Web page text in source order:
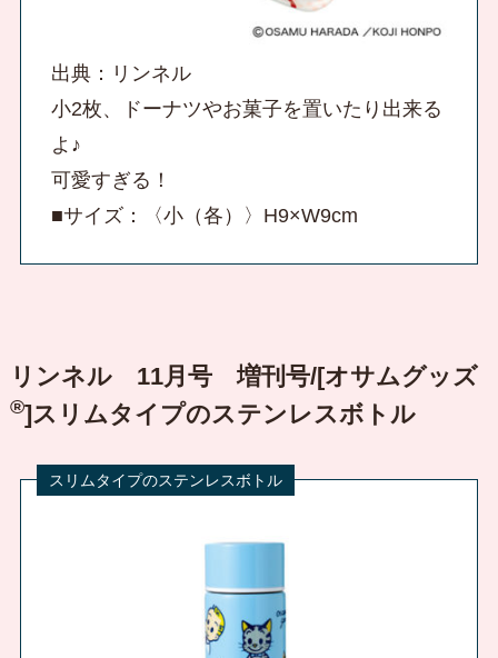
出典：リンネル
小2枚、ドーナツやお菓子を置いたり出来る
よ♪
可愛すぎる！
■サイズ：〈小（各）〉H9×W9cm
リンネル 11月号 増刊号/[オサムグッズ
®]スリムタイプのステンレスボトル